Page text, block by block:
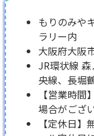
もりのみや
ラリー内
大阪府大阪
JR環状線
央線、長堀
【営業時
場合がござ
【定休日